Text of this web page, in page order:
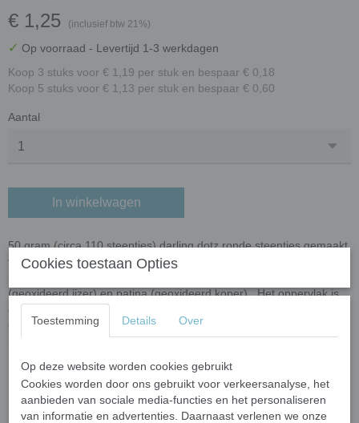
€ 1,25 (inclusief btw 21%)
✓ Op voorraad - Levertijd 1-3 werkdagen
Koop 3 stuks voor € 1,19 per stuk en bespaar € 0,18
Koop 5 stuks voor € 1,13 per stuk en bespaar € 0,60
Aantal
In winkelwagen
50 gram (circa 110 steentjes) darling dotz ronde steentjes gemaakt
van gerecylced glas en gekleurd met natuurlijke mineralen en
(geoxideerd ijzer) en patina (geoxideerd koper). Het oppervlak is
glad en egaal en reflecteert het licht voor een levendige kleur. Door
de brede selectie aan kleuren maakt dit een perfecte keuze voor
Specificaties
Cookies toestaan Opties
Toestemming Details Over
Op deze website worden cookies gebruikt
Cookies worden door ons gebruikt voor verkeersanalyse, het
aanbieden van sociale media-functies en het personaliseren
van informatie en advertenties. Daarnaast verlenen we onze